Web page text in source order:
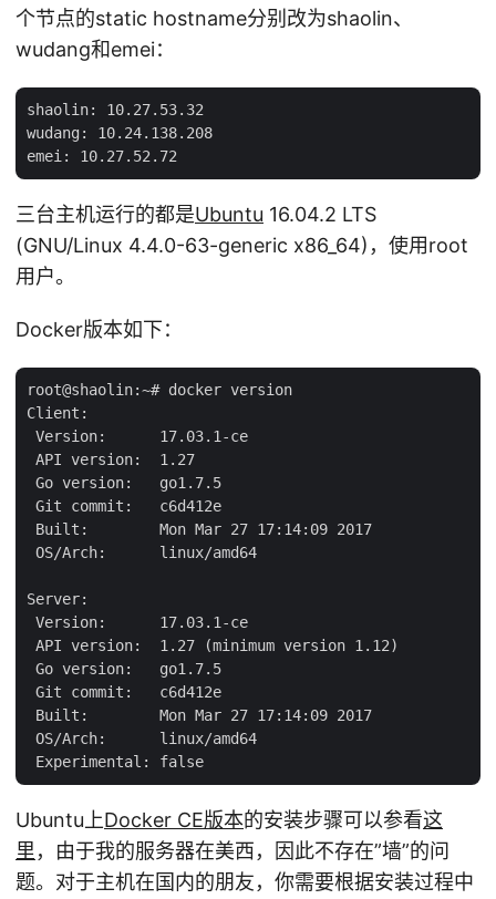
个节点的static hostname分别改为shaolin、
wudang和emei：
shaolin: 10.27.53.32
wudang: 10.24.138.208
三台主机运行的都是Ubuntu 16.04.2 LTS
(GNU/Linux 4.4.0-63-generic x86_64)，使用root
用户。
Docker版本如下：
root@shaolin:~# docker version
Client:
Version:      17.03.1-ce
API version:  1.27
Go version:   go1.7.5
Git commit:   c6d412e
Built:        Mon Mar 27 17:14:09 2017
OS/Arch:      linux/amd64
Server:
Version:      17.03.1-ce
API version:  1.27 (minimum version 1.12)
Go version:   go1.7.5
Git commit:   c6d412e
Built:        Mon Mar 27 17:14:09 2017
OS/Arch:      linux/amd64
Ubuntu上Docker CE版本的安装步骤可以参看这
里 ，由于我的服务器在美西，因此不存在”墙”的问
题。对于主机在国内的朋友，你需要根据安装过程中